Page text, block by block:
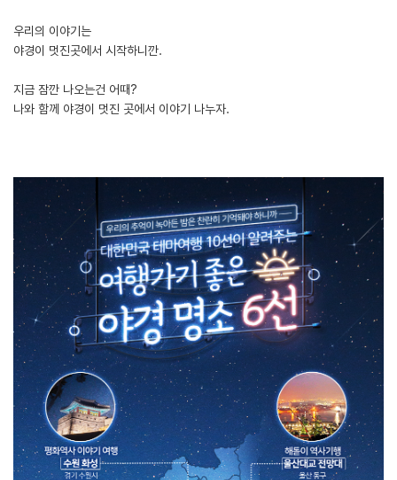
우리의 이야기는
야경이 멋진곳에서 시작하니깐.
지금 잠깐 나오는건 어때?
나와 함께 야경이 멋진 곳에서 이야기 나누자.